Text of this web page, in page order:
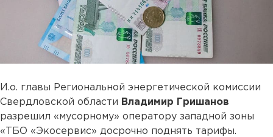
И.о. главы Региональной энергетической комиссии
Свердловской области Владимир Гришанов
разрешил «мусорному» оператору западной зоны
«ТБО «Экосервис» досрочно поднять тарифы.